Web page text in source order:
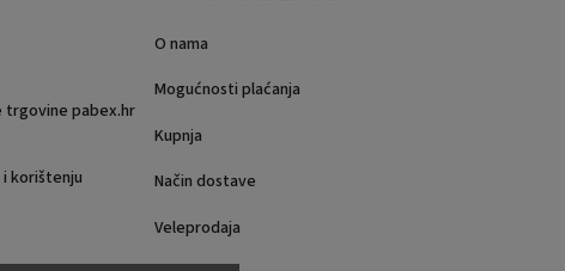
trgovine pabex.hr
korištenju
O nama
Mogućnosti plaćanja
Kupnja
Način dostave
Veleprodaja